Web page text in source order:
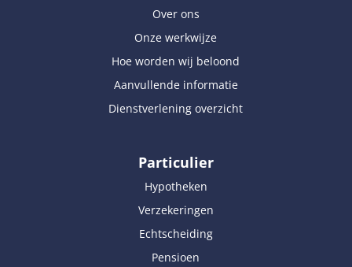
Over ons
Onze werkwijze
Hoe worden wij beloond
Aanvullende informatie
Dienstverlening overzicht
Particulier
Hypotheken
Verzekeringen
Echtscheiding
Pensioen